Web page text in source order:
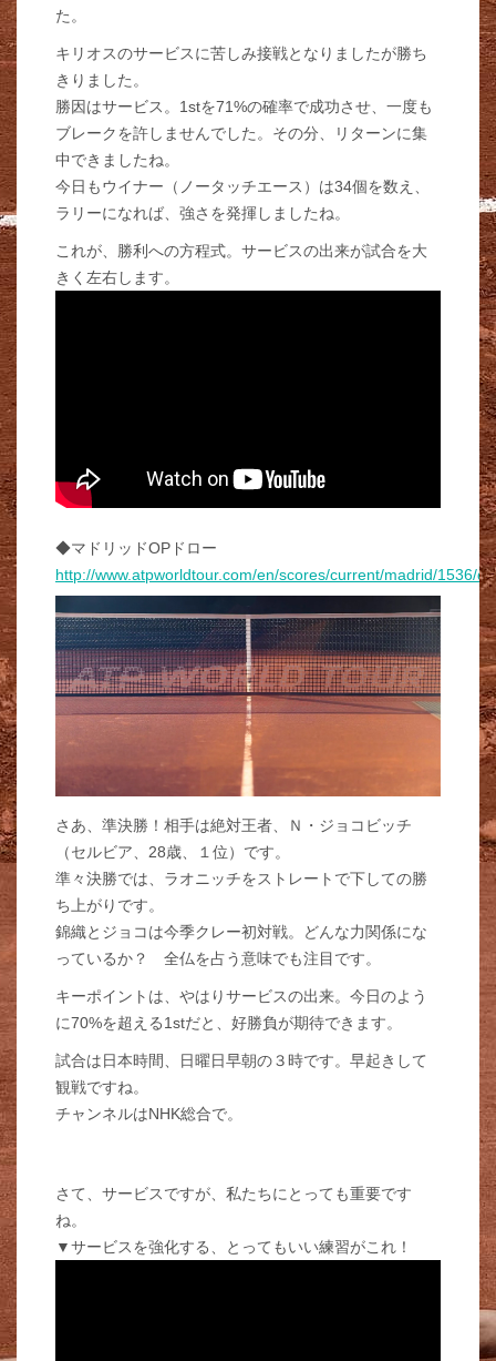
た。
キリオスのサービスに苦しみ接戦となりましたが勝ち
きりました。
勝因はサービス。1stを71%の確率で成功させ、一度も
ブレークを許しませんでした。その分、リターンに集
中できましたね。
今日もウイナー（ノータッチエース）は34個を数え、
ラリーになれば、強さを発揮しましたね。
これが、勝利への方程式。サービスの出来が試合を大
きく左右します。
◆マドリッドOPドロー
http://www.atpworldtour.com/en/scores/current/madrid/1536/
さあ、準決勝！相手は絶対王者、Ｎ・ジョコビッチ
（セルビア、28歳、１位）です。
準々決勝では、ラオニッチをストレートで下しての勝
ち上がりです。
錦織とジョコは今季クレー初対戦。どんな力関係にな
っているか？ 全仏を占う意味でも注目です。
キーポイントは、やはりサービスの出来。今日のよう
に70%を超える1stだと、好勝負が期待できます。
試合は日本時間、日曜日早朝の３時です。早起きして
観戦ですね。
チャンネルはNHK総合で。
さて、サービスですが、私たちにとっても重要です
ね。
▼サービスを強化する、とってもいい練習がこれ！